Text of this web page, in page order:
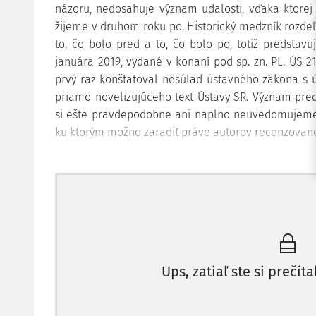
názoru, nedosahuje význam udalosti, vďaka
žijeme v druhom roku po. Historický medzník
to, čo bolo pred a to, čo bolo po, totiž
januára 2019, vydané v konaní pod sp. zn. PL. ÚS
prvý raz konštatoval nesúlad ústavného zákona s
priamo novelizujúceho text Ústavy SR. Význam
si ešte pravdepodobne ani naplno
ku ktorým možno zaradiť práve autorov
Ups, zatiaľ ste si